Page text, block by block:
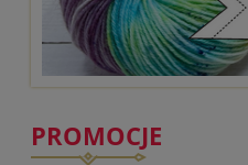
PROMOCJE